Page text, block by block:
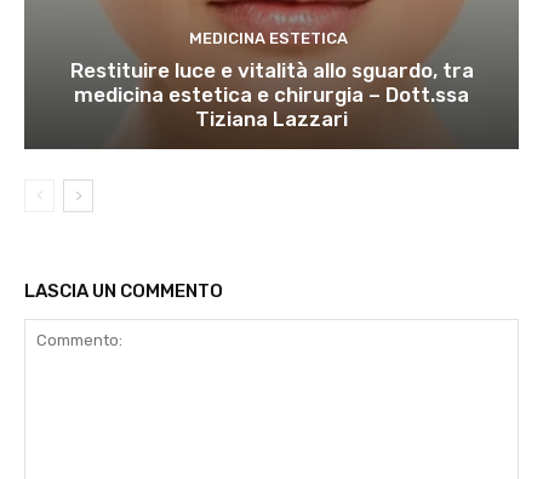
MEDICINA ESTETICA
Restituire luce e vitalità allo sguardo, tra
medicina estetica e chirurgia – Dott.ssa
Tiziana Lazzari
LASCIA UN COMMENTO